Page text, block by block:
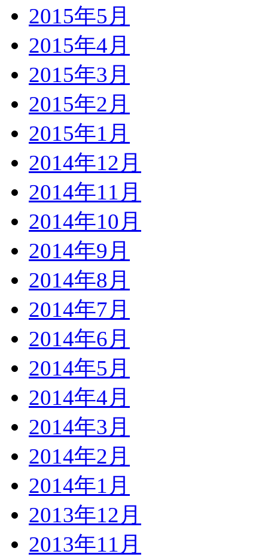
2015年5月
2015年4月
2015年3月
2015年2月
2015年1月
2014年12月
2014年11月
2014年10月
2014年9月
2014年8月
2014年7月
2014年6月
2014年5月
2014年4月
2014年3月
2014年2月
2014年1月
2013年12月
2013年11月